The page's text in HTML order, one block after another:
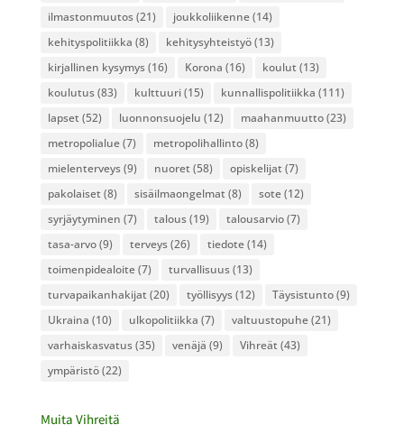
ilmastonmuutos(21) joukkoliikenne(14)
kehityspolitiikka (8) kehitysyhteistyö(13)
kirjallinen kysymys(16) Korona (16) koulut (13)
koulutus(83) kulttuuri(15) kunnallispolitiikka (111)
lapset (52) luonnonsuojelu (12) maahanmuutto(23)
metropolialue(7) metropolihallinto(8)
mielenterveys(9) nuoret (58) opiskelijat (7)
pakolaiset (8) sisäilmaongelmat (8) sote(12)
syrjäytyminen (7) talous(19) talousarvio(7)
tasa-arvo(9) terveys(26) tiedote(14)
toimenpidealoite(7) turvallisuus(13)
turvapaikanhakijat (20) työllisyys(12) Täysistunto(9)
Ukraina (10) ulkopolitiikka (7) valtuustopuhe(21)
varhaiskasvatus(35) venäjä (9) Vihreät (43)
ympäristö(22)
Muita Vihreitä